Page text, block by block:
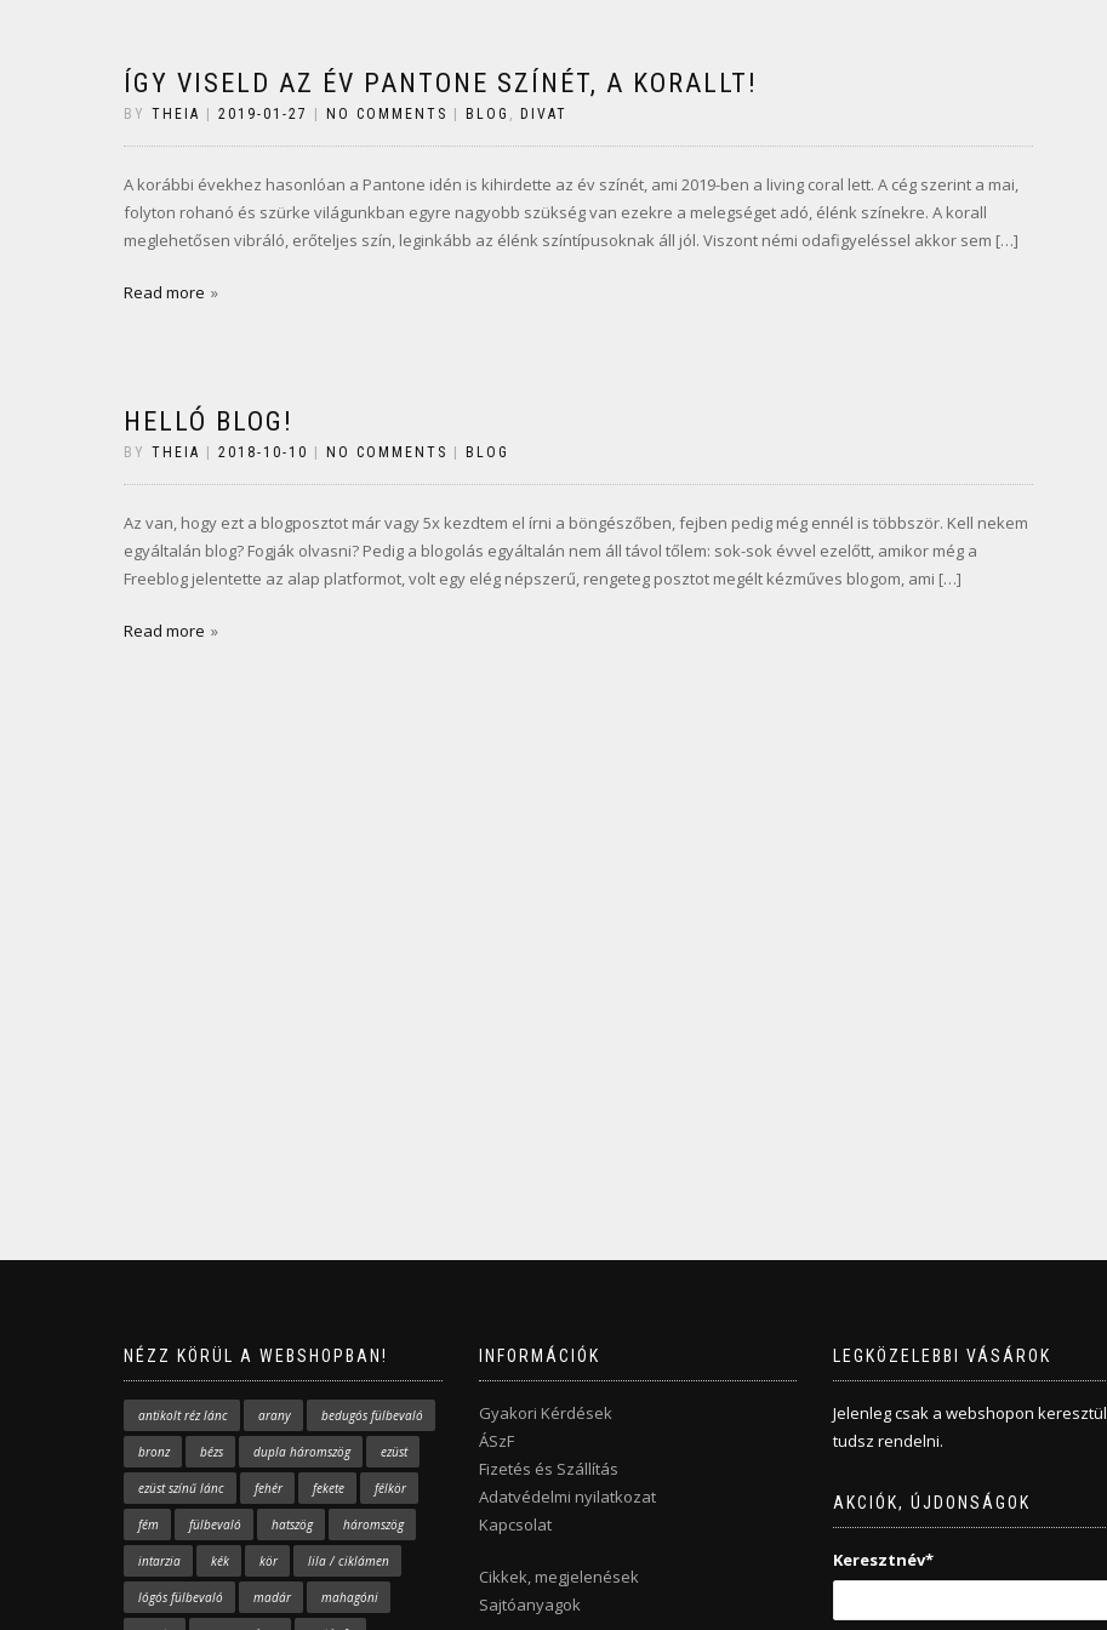
ÍGY VISELD AZ ÉV PANTONE SZÍNÉT, A KORALLT!
BY THEIA 2019-01-27 NO COMMENTS BLOG , DIVAT
A korábbi évekhez hasonlóan a Pantone idén is kihirdette az év színét, ami 2019-ben a living coral lett. A cég szerint a mai,
folyton rohanó és szürke világunkban egyre nagyobb szükség van ezekre a melegséget adó, élénk színekre. A korall
meglehetősen vibráló, erőteljes szín, leginkább az élénk színtípusoknak áll jól. Viszont némi odafigyeléssel akkor sem […]
Read more
HELLÓ BLOG!
BY THEIA 2018-10-10 NO COMMENTS BLOG
Az van, hogy ezt a blogposztot már vagy 5x kezdtem el írni a böngészőben, fejben pedig még ennél is többször. Kell nekem
egyáltalán blog? Fogják olvasni? Pedig a blogolás egyáltalán nem áll távol tőlem: sok-sok évvel ezelőtt, amikor még a
Freeblog jelentette az alap platformot, volt egy elég népszerű, rengeteg posztot megélt kézműves blogom, ami […]
Read more
NÉZZ KÖRÜL A WEBSHOPBAN!
antikolt réz lánc arany bedugós fülbevaló
bronz bézs dupla háromszög ezüst
ezüst színű lánc fehér fekete félkör
fém fülbevaló hatszög háromszög
intarzia kék kör lila / ciklámen
lógós fülbevaló madár mahagóni
INFORMÁCIÓK
Gyakori Kérdések
ÁSzF
Fizetés és Szállítás
Adatvédelmi nyilatkozat
Kapcsolat
Cikkek, megjelenések
Sajtóanyagok
LEGKÖZELEBBI VÁSÁROK
Jelenleg csak a webshopon keresztül
tudsz rendelni.
AKCIÓK, ÚJDONSÁGOK
Keresztnév*